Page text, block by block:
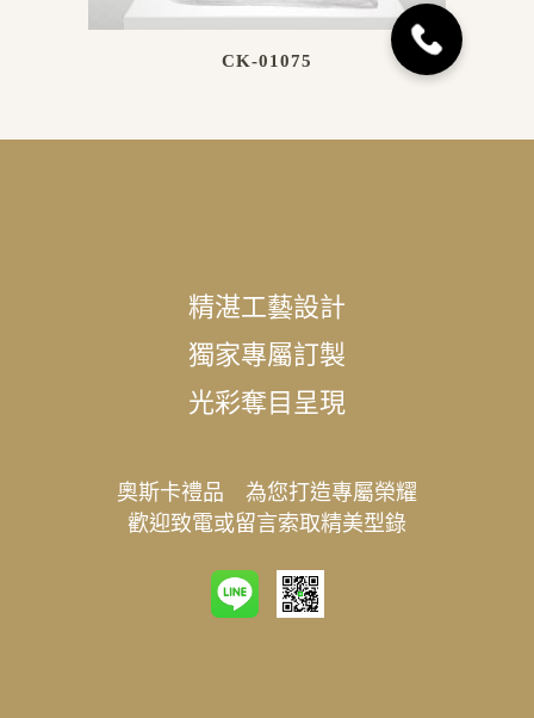
CK-01075
精湛工藝設計
獨家專屬訂製
光彩奪目呈現
奧斯卡禮品 為您打造專屬榮耀
歡迎致電或留言索取精美型錄